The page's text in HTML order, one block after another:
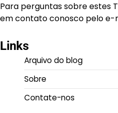
Para perguntas sobre estes
em contato conosco pelo e-
Links
Arquivo do blog
Sobre
Contate-nos